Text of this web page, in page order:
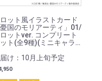
ット風イラストカード
憂国のモリアーティ」01/
ットver. コンプリート
ト(全9種)(ミニキャラ
け：10月上旬予定